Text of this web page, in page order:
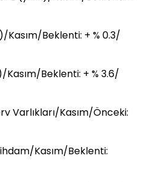
Kasım/Beklenti: + % 0.3/
Kasım/Beklenti: + % 3.6/
Varlıkları/Kasım/Önceki:
Kasım/Beklenti: